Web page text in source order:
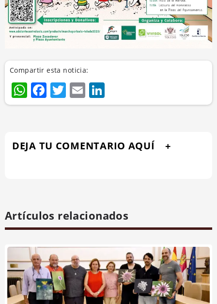
Compartir esta noticia:
WhatsApp
Facebook
Twitter
Email
DEJA TU COMENTARIO AQUÍ
Artículos relacionados